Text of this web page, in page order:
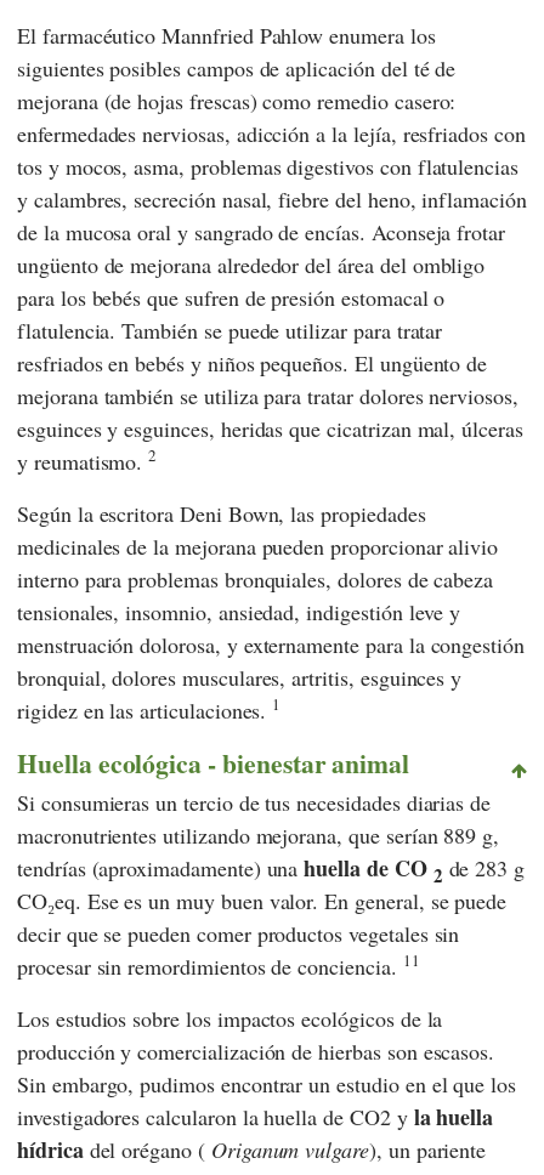
El farmacéuticoMannfried Pahlow enumera los
siguientes posibles campos de aplicación del té de
mejorana (de hojas frescas) como remedio casero:
enfermedades nerviosas, adicción a la lejía, resfriados con
tos y mocos, asma, problemas digestivos con flatulencias
y calambres, secreción nasal, fiebre del heno, inflamación
de la mucosa oral y sangrado de encías. Aconseja frotar
ungüento de mejorana alrededor del área del ombligo
para los bebés que sufren de presión estomacal o
flatulencia. También se puede utilizar para tratar
resfriados en bebés y niños pequeños. El ungüento de
mejorana también se utiliza para tratar dolores nerviosos,
esguinces y esguinces, heridas que cicatrizan mal, úlceras
y reumatismo.2
Según la escritora Deni Bown, las propiedades
medicinales de la mejorana pueden proporcionar alivio
interno para problemas bronquiales, dolores de cabeza
tensionales, insomnio, ansiedad, indigestión leve y
menstruación dolorosa, y externamente para la congestión
bronquial, dolores musculares, artritis, esguinces y
rigidez en las articulaciones. 1
Huella ecológica - bienestar animal
Si consumieras un tercio de tus necesidades diarias de
macronutrientes utilizando mejorana, que serían 889 g,
tendrías (aproximadamente) unahuella de CO 2 de 283 g
CO₂eq. Ese es un muy buen valor. En general, se puede
decir que se pueden comer productos vegetales sin
procesar sin remordimientos de conciencia. 11
Los estudios sobre los impactos ecológicos de la
producción y comercialización de hierbas son escasos.
Sin embargo, pudimos encontrar un estudio en el que los
investigadores calcularon la huella de CO2 y la huella
hídricadel orégano ( Origanum vulgare), un pariente